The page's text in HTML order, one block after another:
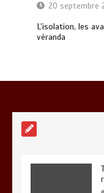
20 septembre
L’isolation, les
véranda